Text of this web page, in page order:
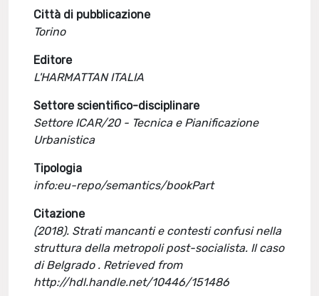
Città di pubblicazione
Torino
Editore
L'HARMATTAN ITALIA
Settore scientifico-disciplinare
Settore ICAR/20 - Tecnica e Pianificazione
Urbanistica
Tipologia
info:eu-repo/semantics/bookPart
Citazione
(2018). Strati mancanti e contesti confusi nella
struttura della metropoli post-socialista. Il caso
di Belgrado . Retrieved from
http://hdl.handle.net/10446/151486